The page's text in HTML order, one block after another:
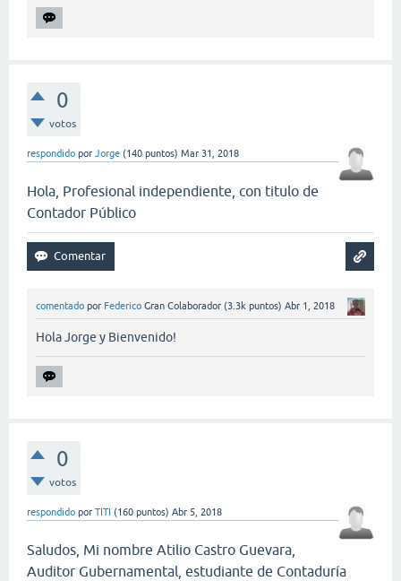
0
votos
respondido por Jorge (140 puntos) Mar 31, 2018
Hola, Profesional independiente, con titulo de
Contador Público
comentado por Federico Gran Colaborador (3.3k puntos) Abr 1, 2018
Hola Jorge y Bienvenido!
0
votos
respondido por TITI (160 puntos) Abr 5, 2018
Saludos, Mi nombre Atilio Castro Guevara,
Auditor Gubernamental, estudiante de Contaduría